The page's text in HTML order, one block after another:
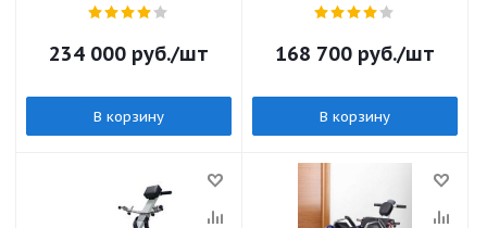
234 000 руб./шт
В корзину
168 700 руб./шт
В корзину